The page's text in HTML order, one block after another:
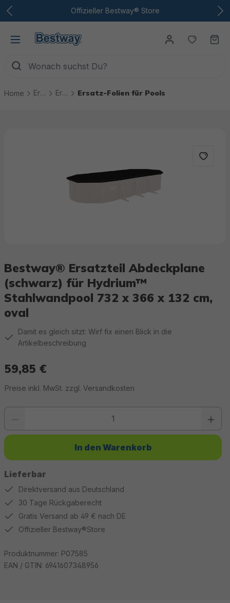
Zum Hauptinhalt Offizieller Bestway® Store
Du
Home Ersatzteile Ersatzteile Pools Ersatz-Folien für Pools
Bestway® Ersatzteil Abdeckplane
(schwarz) für Hydrium™
Stahlwandpool 732 x 366 x 132 cm,
oval
Damit es gleich sitzt: Wirf fix einen Blick in die
Artikelbeschreibung
59,85 €
Preise inkl. MwSt. zzgl. Versandkosten
Lieferbar
Produkt Anzahl: Gib den gewünschten Wert ein oder benutze die
In den Warenkorb
Direktversand aus Deutschland
30 Tage Rückgaberecht
Gratis Versand ab 49 € nach DE
Offizieller Bestway®Store
Produktnummer: P07585
EAN / GTIN: 6941607348956